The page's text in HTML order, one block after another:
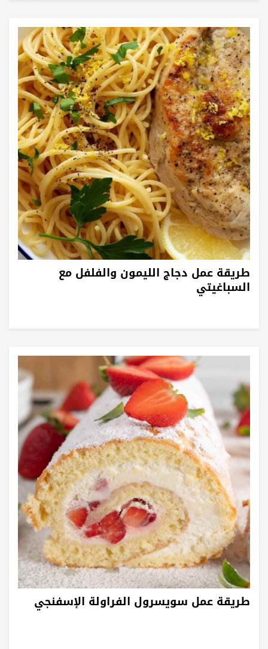
طريقة عمل دجاج الليمون والفلفل مع
السباغيتي
طريقة عمل سويسرول الفراولة الإسفنجي